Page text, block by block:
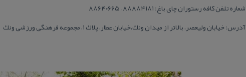
شماره تلفن كافه رستوران چای باغ: ۸۸۸۸۴۱۸۱ – ۸۸۶۴۰۶۶۵
آدرس: خیابان ولیعصر، بالاتر از میدان ونك،‌خیابان عطار، پلاك ۱، مجموعه فرهنگی ورزشی ونك